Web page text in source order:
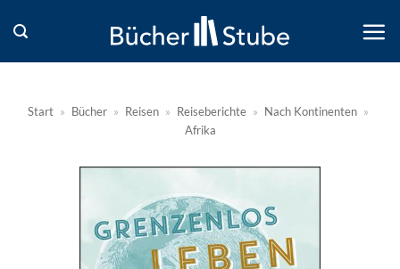
Inhalt
springen
Start » Bücher » Reisen » Reiseberichte » Nach Kontinenten »
Afrika